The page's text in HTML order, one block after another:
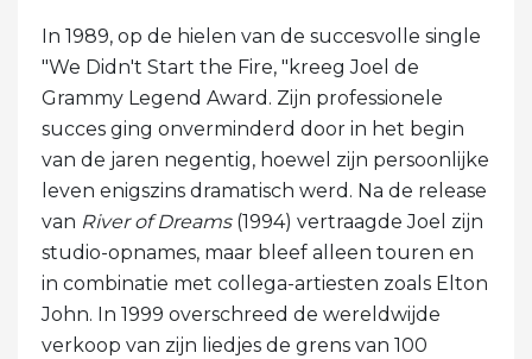
In 1989, op de hielen van de succesvolle single
"We Didn't Start the Fire, "kreeg Joel de
Grammy Legend Award. Zijn professionele
succes ging onverminderd door in het begin
van de jaren negentig, hoewel zijn persoonlijke
leven enigszins dramatisch werd. Na de release
van River of Dreams(1994) vertraagde Joel zijn
studio-opnames, maar bleef alleen touren en
in combinatie met collega-artiesten zoals Elton
John. In 1999 overschreed de wereldwijde
verkoop van zijn liedjes de grens van 100